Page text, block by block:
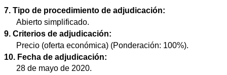
7. Tipo de procedimiento de adjudicación:
Abierto simplificado.
9. Criterios de adjudicación:
Precio (oferta económica) (Ponderación: 100%).
10. Fecha de adjudicación:
28 de mayo de 2020.